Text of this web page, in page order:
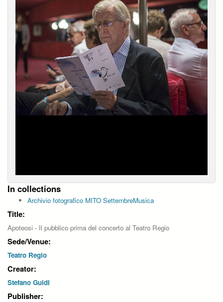
In collections
Archivio fotografico MITO SettembreMusica
Title:
Apoteosi - Il pubblico prima del concerto al Teatro Regio
Sede/Venue:
Teatro Regio
Creator:
Stefano Guidi
Publisher: